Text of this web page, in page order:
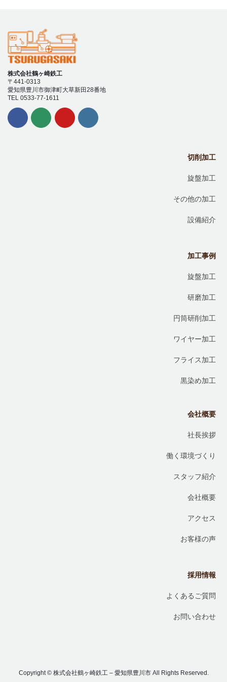
株式会社鶴ヶ崎鉄工
〒441-0313
愛知県豊川市御津町大草新田28番地
TEL 0533-77-1611
切削加工
旋盤加工
その他の加工
設備紹介
加工事例
旋盤加工
研磨加工
円筒研削加工
ワイヤー加工
フライス加工
黒染め加工
会社概要
社長挨拶
働く環境づくり
スタッフ紹介
会社概要
アクセス
お客様の声
採用情報
よくあるご質問
お問い合わせ
Copyright © 株式会社鶴ヶ崎鉄工 – 愛知県豊川市 All Rights Reserved.